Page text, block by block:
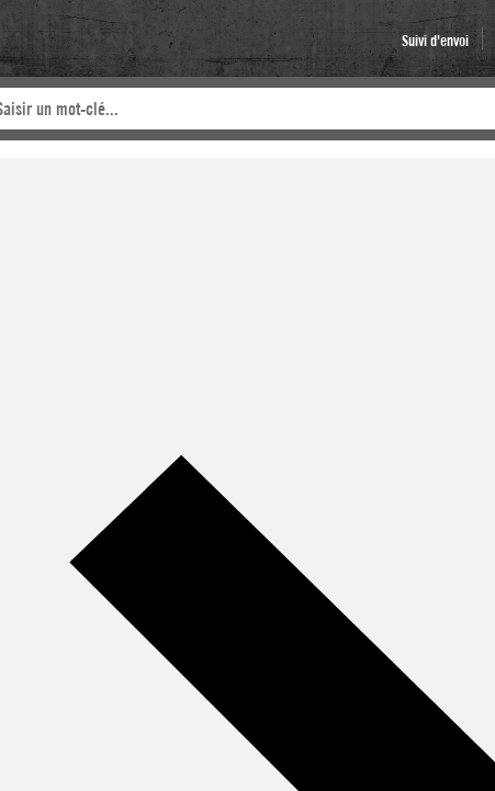
Suivi d'envoi